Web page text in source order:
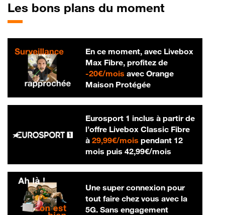
Les bons plans du moment
En ce moment, avec Livebox
Max Fibre, profitez de
-20€/mois20 € par mois
avec Orange
Maison Protégée
Eurosport 1 inclus à partir de
l’offre Livebox Classic Fibre
à 29,99€/mois29,99 € par mois
pendant 12
mois puis 42,99€/mois42,99 € par
Une super connexion pour
tout faire chez vous avec la
5G. Sans engagement